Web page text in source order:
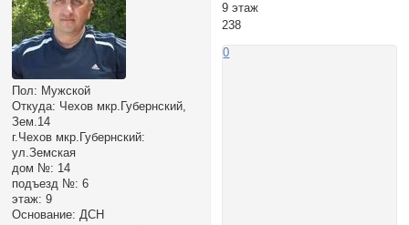
Пол: Мужской
Откуда: Чехов мкр.Губернский,
Зем.14
г.Чехов мкр.Губернский:
ул.Земская
дом №: 14
подъезд №: 6
этаж: 9
Основание: ДСН
9 этаж
238
0